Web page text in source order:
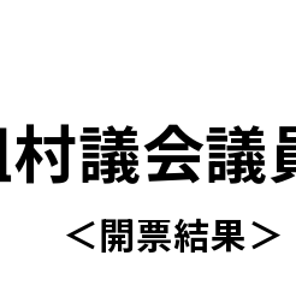
議会議
＜開票結果＞